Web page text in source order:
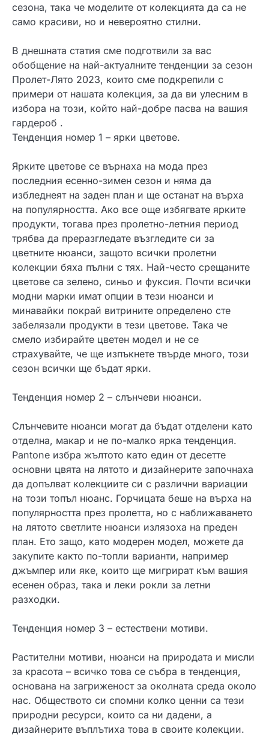
сезона, така че моделите от колекцията да са не
само красиви, но и невероятно стилни.
В днешната статия сме подготвили за вас
обобщение на най-актуалните тенденции за сезон
Пролет-Лято 2023, които сме подкрепили с
примери от нашата колекция, за да ви улесним в
избора на този, който най-добре пасва на вашия
гардероб .
Тенденция номер 1 – ярки цветове.
Ярките цветове се върнаха на мода през
последния есенно-зимен сезон и няма да
избледнеят на заден план и ще останат на върха
на популярността. Ако все още избягвате ярките
продукти, тогава през пролетно-летния период
трябва да преразгледате възгледите си за
цветните нюанси, защото всички пролетни
колекции бяха пълни с тях. Най-често срещаните
цветове са зелено, синьо и фуксия. Почти всички
модни марки имат опции в тези нюанси и
минавайки покрай витрините определено сте
забелязали продукти в тези цветове. Така че
смело избирайте цветен модел и не се
страхувайте, че ще изпъкнете твърде много, този
сезон всички ще бъдат ярки.
Тенденция номер 2 – слънчеви нюанси.
Слънчевите нюанси могат да бъдат отделени като
отделна, макар и не по-малко ярка тенденция.
Pantone избра жълтото като един от десетте
основни цвята на лятото и дизайнерите започнаха
да допълват колекциите си с различни вариации
на този топъл нюанс. Горчицата беше на върха на
популярността през пролетта, но с наближаването
на лятото светлите нюанси излязоха на преден
план. Ето защо, като модерен модел, можете да
закупите както по-топли варианти, например
джъмпер или яке, които ще мигрират към вашия
есенен образ, така и леки рокли за летни
разходки.
Тенденция номер 3 – естествени мотиви.
Растителни мотиви, нюанси на природата и мисли
за красота – всичко това се събра в тенденция,
основана на загриженост за околната среда около
нас. Обществото си спомни колко ценни са тези
природни ресурси, които са ни дадени, а
дизайнерите въплътиха това в своите колекции.